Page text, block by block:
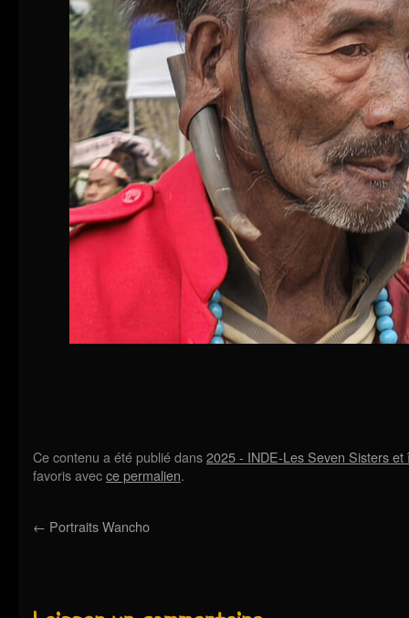
Ce contenu a été publié dans2025 - INDE-Les Seven Sisters
favoris avecce permalien.
← Portraits Wancho